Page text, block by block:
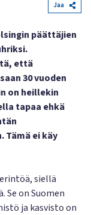
Jaa
päättäjien
että
30 vuoden
on heillekin
tapaa ehkä
ei käy
siellä
on Suomen
ja kasvisto on